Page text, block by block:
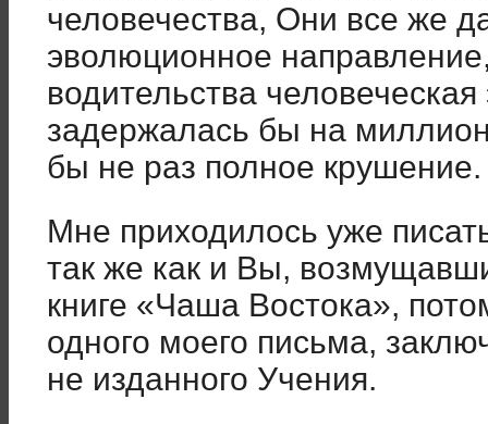
человечества, Они все же
эволюционное
водительства
задержалась бы на
бы не раз полное крушение.
Мне приходилось уже
так же как и Вы,
книге «Чаша Востока»,
одного моего письма,
не изданного Учения.